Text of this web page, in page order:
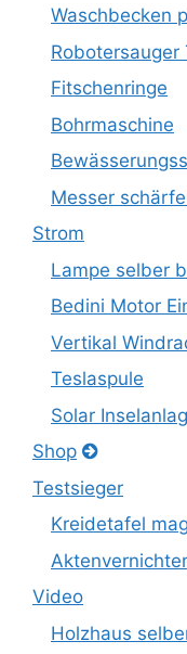
Waschbecken
Robotersauger
Fitschenringe
Bohrmaschine
Messer
Strom
Lampe selber
Bedini Motor
Vertikal
Teslaspule
Solar
Shop
Testsieger
Kreidetafel
Aktenvernichter
Video
Holzhaus